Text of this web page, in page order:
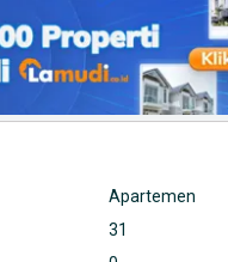
Apartemen
31